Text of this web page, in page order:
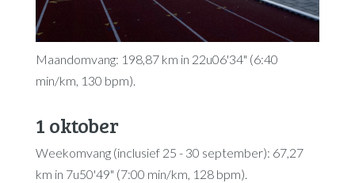
Maandomvang: 198,87 km in 22u06'34" (6:40
min/km, 130 bpm).
1 oktober
Weekomvang (inclusief 25 - 30 september): 67,27
km in 7u50'49" (7:00 min/km, 128 bpm).